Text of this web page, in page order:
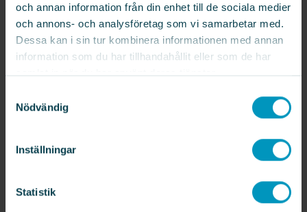
och annan information från din enhet till de sociala medier
och annons- och analysföretag som vi samarbetar med.
Dessa kan i sin tur kombinera informationen med annan
information som du har tillhandahållit eller som de har
samlat in när du har använt deras tjänster.
Nödvändig
Inställningar
Statistik
Fördelarna för dig som kund
Trygghet och tydlighet: Vi hjälper dig
att fatta välgrundade beslut genom
tydlig kostnadsanalys och
projektplanering.
: Vårt stöd gör det enklare
att ansöka om budget och få ditt
Långsiktig lönsamhet
: Våra lösningar är
utformade för att möta både dagens
flexibilitet och hållbarhet.